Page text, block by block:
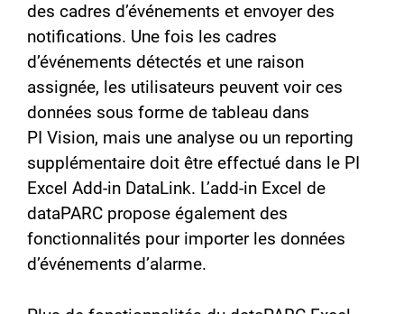
des cadres d’événements et envoyer des
notifications. Une fois les cadres
d’événements détectés et une raison
assignée, les utilisateurs peuvent voir ces
données sous forme de tableau dans
PI Vision, mais une analyse ou un reporting
supplémentaire doit être effectué dans le PI
Excel Add-in DataLink. L’add-in Excel de
dataPARC propose également des
fonctionnalités pour importer les données
d’événements d’alarme.